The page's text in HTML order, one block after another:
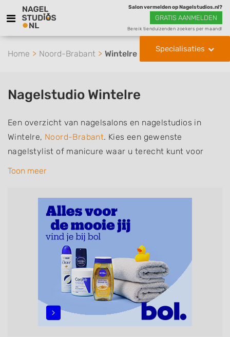
Salon vermelden op Nagelstudios.nl?
GRATIS AANMELDEN
Bereik tienduizenden zoekers per maand!
Specialisaties
Home Noord-Brabant Wintelre
Nagelstudio Wintelre
Een overzicht van nagelsalons en nagelstudios in
Wintelre, Noord-Brabant. Kies een gewenste
nagelstylist of manicure waar u terecht kunt voor
handverzorging, nagelverzorging en soms ook
Manicure, Pedicure, French Manicure, Acrylnagels,
Gelnagels, Nailart, Parrafinebehandeling, 3D Nailart,
Bruidsnagels en Handmassage. U kunt de
zoekresultaten filteren met behulp van de
specialisatie filter en u vindt zoekresultaten in iedere
wijk (noord, oost, zuid, west en het centrum) van
Toon meer